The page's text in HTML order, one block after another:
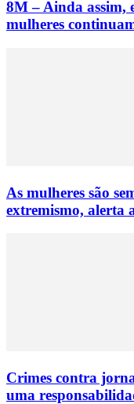
8M – Ainda assim,
mulheres
As mulheres são
extremismo, alerta
Crimes contra
uma